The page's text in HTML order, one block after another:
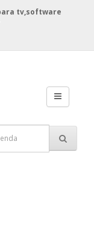
tv,software